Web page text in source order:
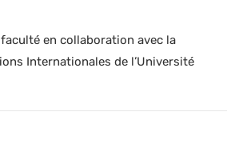
en collaboration avec la
Internationales de l’Université